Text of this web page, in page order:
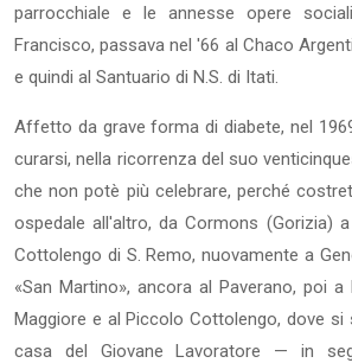
parrocchiale e le annesse opere
Francisco, passava nel '66 al Chaco
e quindi al Santuario di N.S. di Itati.
Affetto da grave forma di diabete, nel
curarsi, nella ricorrenza del suo
che non potè più celebrare, perché
ospedale all'altro, da Cormons (Gorizia)
Cottolengo di S. Remo, nuovamente a
«San Martino», ancora al Paverano, poi a
Maggiore e al Piccolo Cottolengo, dove
casa del Giovane Lavoratore — in